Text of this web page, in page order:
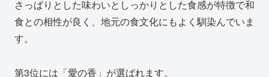
さっぱりとした味わいとしっかりとした食感が特徴で和
食との相性が良く、地元の食文化にもよく馴染んでいま
す。
第3位には「愛の香」が選ばれます。